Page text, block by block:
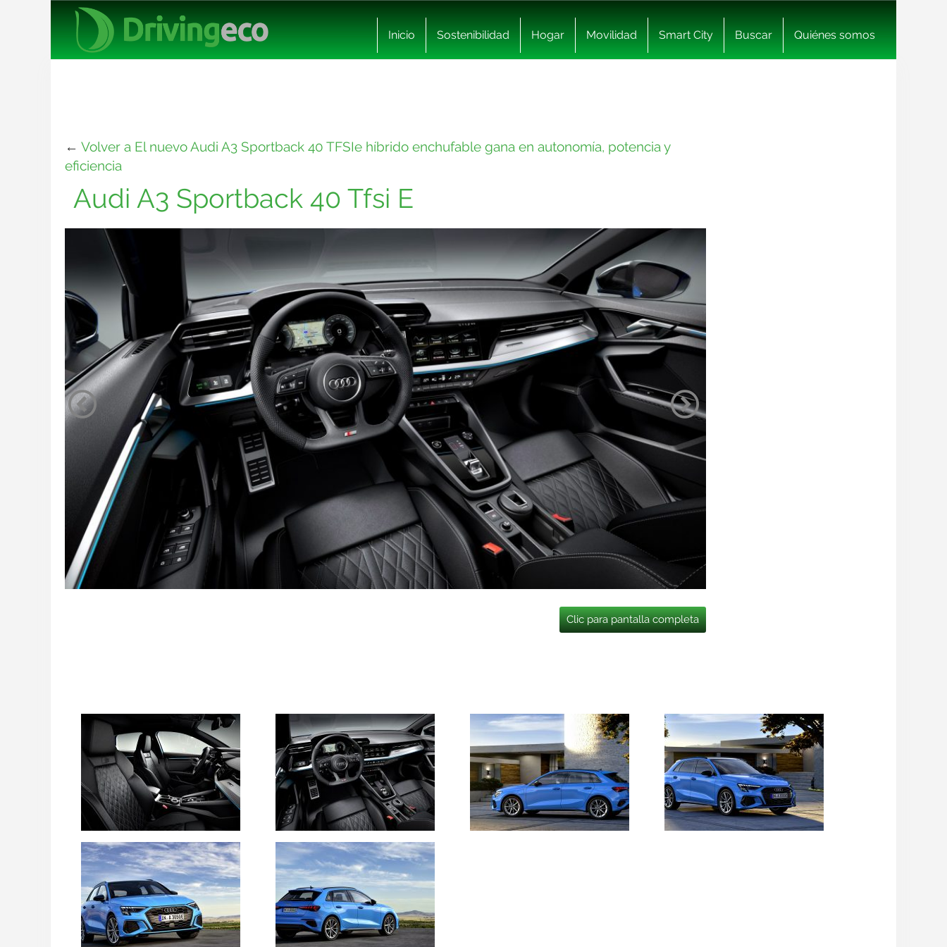
Inicio Sostenibilidad Hogar Movilidad Smart City Buscar Quiénes somos
← Volver a El nuevo Audi A3 Sportback 40 TFSIe híbrido enchufable gana en autonomía, potencia y
eficiencia
Audi A3 Sportback 40 Tfsi E
Clic para pantalla completa